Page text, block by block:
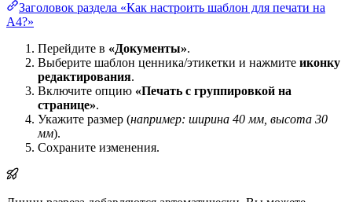
Заголовок раздела «Как настроить шаблон для печати на
А4?»
Перейдите в «Документы».
Выберите шаблон ценника/этикетки и нажмите иконку
редактирования.
Включите опцию «Печать с группировкой на
странице».
Укажите размер (например: ширина 40 мм, высота 30
мм).
Сохраните изменения.